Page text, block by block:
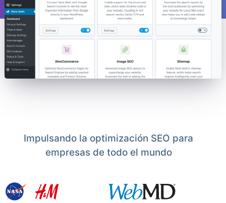
Impulsando la optimización SEO para
empresas de todo el mundo